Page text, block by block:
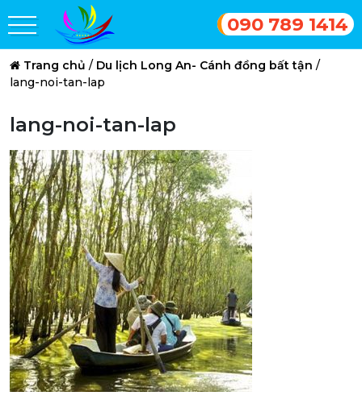
090 789 1414
Trang chủ / Du lịch Long An- Cánh đồng bất tận /
lang-noi-tan-lap
lang-noi-tan-lap